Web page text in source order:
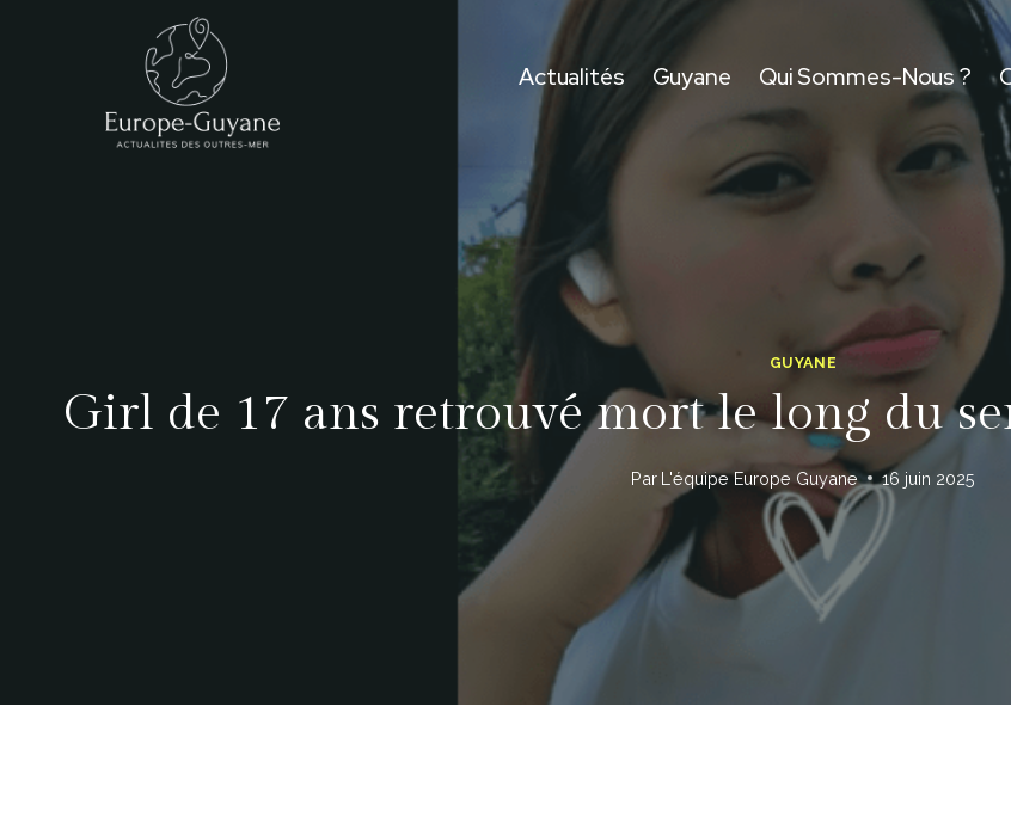
Actualités Guyane Qui Sommes-Nous ?
GUYANE
Girl de 17 ans retrouvé mort le long du
Par L'équipe Europe Guyane 16 juin 2025